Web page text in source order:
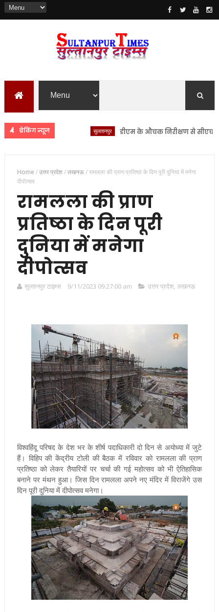
ब्रेकिंग न्यूज डीएम के औचक निरीक्षण से सीएचसी
Home /उत्तर प्रदेश/लखनऊ/रामलला की प्राण प्रतिष्ठा के दिन पूरी दुनिया में मनेगा
दीपोत्सव
रामलला की प्राण
प्रतिष्ठा के दिन पूरी
दुनिया में मनेगा
दीपोत्सव
सुल्तानपुर टाइम्स 9/11/2023 09:27:00 am उत्तर प्रदेश, लखनऊ
विश्वहिंदू परिषद के देश भर के शीर्ष पदाधिकारी दो दिन से अयोध्या में जुटे
हैं। विहिप की केंद्रीय टोली की बैठक में रविवार को रामलला की प्राण
प्रतिष्ठा को लेकर तैयारियों पर चर्चा की गई महोत्सव को भी ऐतिहासिक
बनाने पर मंथन हुआ। जिस दिन रामलला अपने नए मंदिर में विराजेंगे उस
दिन पूरी दुनिया में दीपोत्सव मनेगा।